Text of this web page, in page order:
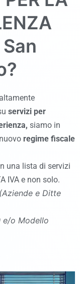
San
?
servizi per
siamo in
regime fiscale
una lista di servizi
IVA e non solo.
(Aziende e Ditte
e/o Modello